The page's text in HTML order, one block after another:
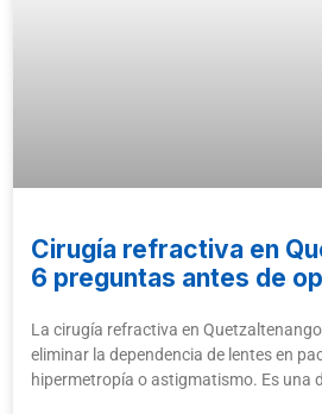
Cirugía refractiva en
6 preguntas antes de
La cirugía refractiva en
eliminar la dependencia de lentes en
hipermetropía o astigmatismo. Es una